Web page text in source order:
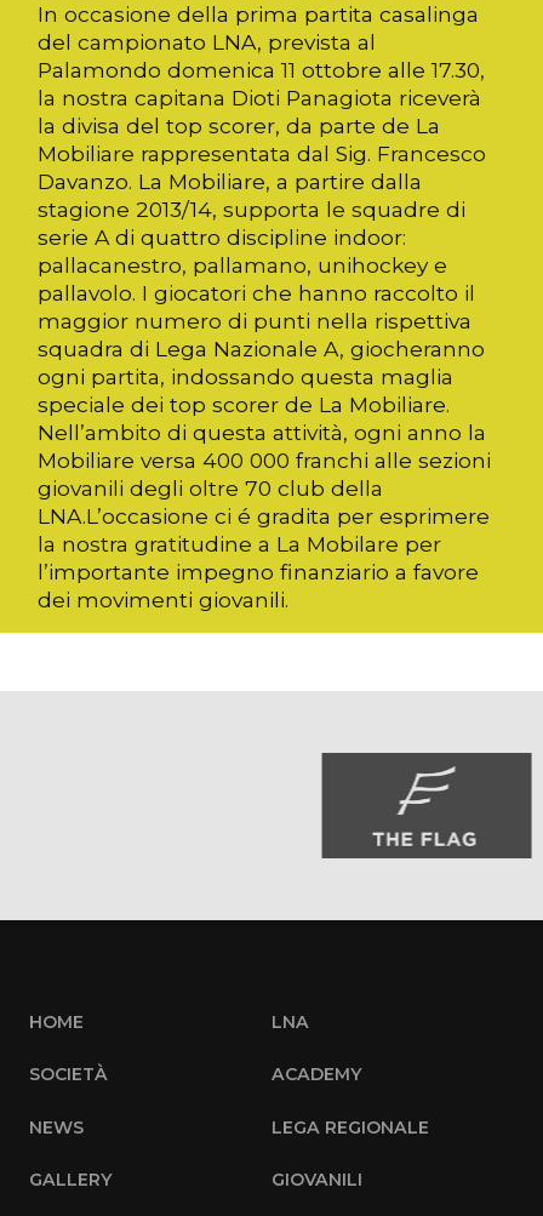
In occasione della prima partita casalinga
del campionato LNA, prevista al
Palamondo domenica 11 ottobre alle 17.30,
la nostra capitana Dioti Panagiota riceverà
la divisa del top scorer, da parte de La
Mobiliare rappresentata dal Sig. Francesco
Davanzo. La Mobiliare, a partire dalla
stagione 2013/14, supporta le squadre di
serie A di quattro discipline indoor:
pallacanestro, pallamano, unihockey e
pallavolo. I giocatori che hanno raccolto il
maggior numero di punti nella rispettiva
squadra di Lega Nazionale A, giocheranno
ogni partita, indossando questa maglia
speciale dei top scorer de La Mobiliare.
Nell’ambito di questa attività, ogni anno la
Mobiliare versa 400 000 franchi alle sezioni
giovanili degli oltre 70 club della
LNA.L’occasione ci é gradita per esprimere
la nostra gratitudine a La Mobilare per
l’importante impegno finanziario a favore
dei movimenti giovanili.
HOME
SOCIETÀ
NEWS
GALLERY
LNA
ACADEMY
LEGA REGIONALE
GIOVANILI